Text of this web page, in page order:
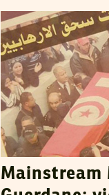
Mainstream